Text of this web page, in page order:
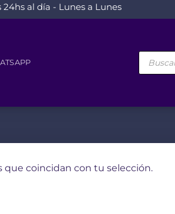
al día - Lunes a Lunes
Búsqueda
coincidan con tu selección.